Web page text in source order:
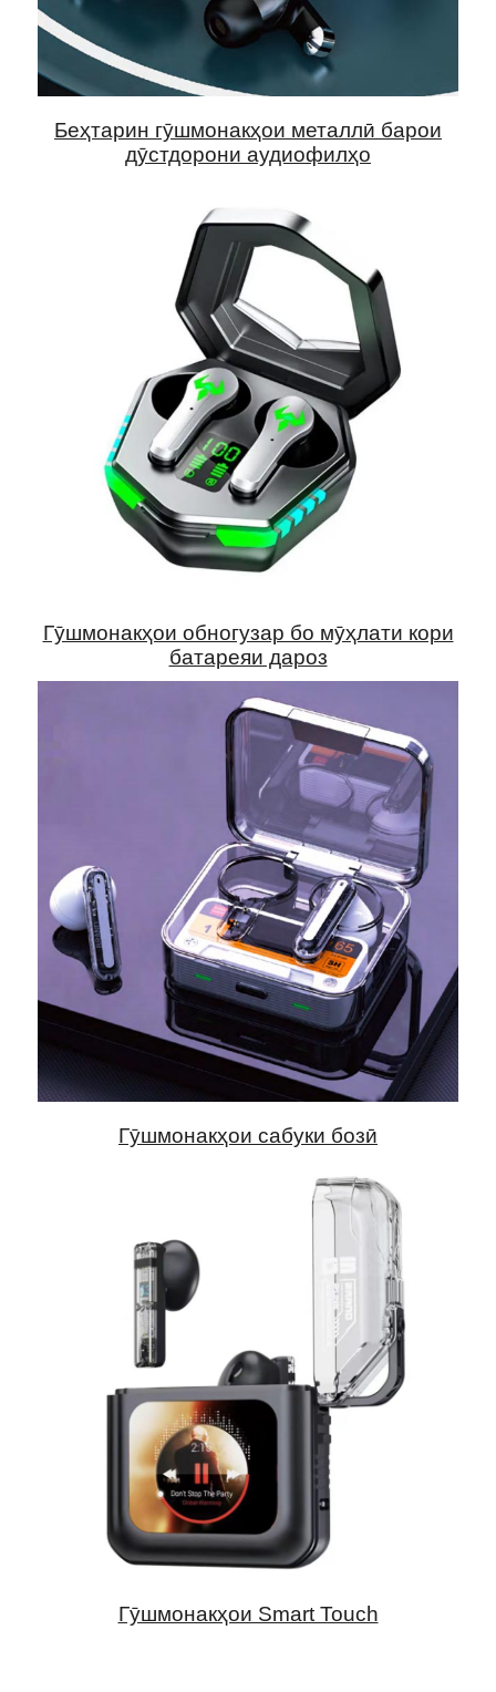
Беҳтарин гӯшмонакҳои металлӣ барои
дӯстдорони аудиофилҳо
Гӯшмонакҳои обногузар бо мӯҳлати кори
батареяи дароз
Гӯшмонакҳои сабуки бозӣ
Гӯшмонакҳои Smart Touch